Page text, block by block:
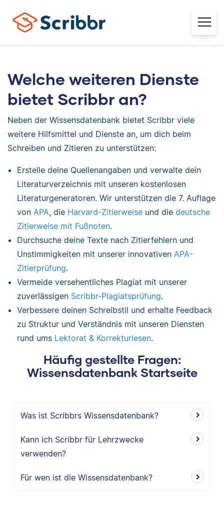
Welche weiteren Dienste
bietet Scribbr an?
Neben der Wissensdatenbank bietet Scribbr viele
weitere Hilfsmittel und Dienste an, um dich beim
Schreiben und Zitieren zu unterstützen:
Erstelle deine Quellenangaben und verwalte dein
Literaturverzeichnis mit unseren kostenlosen
Literaturgeneratoren. Wir unterstützen die 7. Auflage
vonAPA, die Harvard-Zitierweise und diedeutsche
Zitierweise mit Fußnoten.
Durchsuche deine Texte nach Zitierfehlern und
Unstimmigkeiten mit unserer innovativenAPA-
Zitierprüfung.
Vermeide versehentliches Plagiat mit unserer
zuverlässigen Scribbr-Plagiatsprüfung.
Verbessere deinen Schreibstil und erhalte Feedback
zu Struktur und Verständnis mit unseren Diensten
rund ums Lektorat & Korrekturlesen.
Häufig gestellte Fragen:
Wissensdatenbank Startseite
Was ist Scribbrs Wissensdatenbank?
Kann ich Scribbr für Lehrzwecke
verwenden?
Für wen ist die Wissensdatenbank?